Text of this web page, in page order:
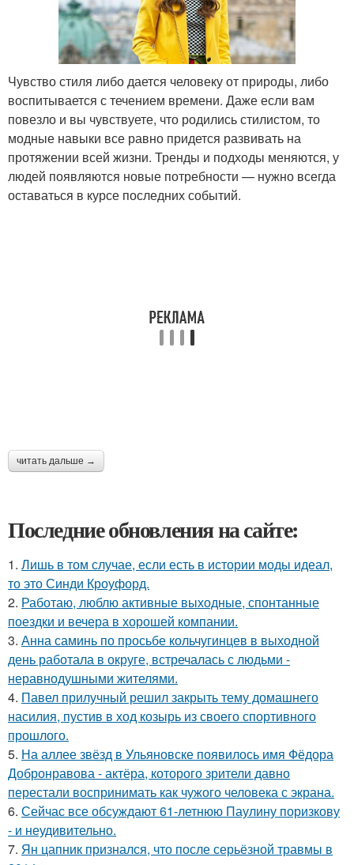
Чувство стиля либо дается человеку от природы, либо
воспитывается с течением времени. Даже если вам
повезло и вы чувствуете, что родились стилистом, то
модные навыки все равно придется развивать на
протяжении всей жизни. Тренды и подходы меняются, у
людей появляются новые потребности — нужно всегда
оставаться в курсе последних событий.
читать дальше →
Последние обновления на сайте:
1. Лишь в том случае, если есть в истории моды идеал,
то это Синди Кроуфорд.
2. Работаю, люблю активные выходные, спонтанные
поездки и вечера в хорошей компании.
3. Анна саминь по просьбе кольчугинцев в выходной
день работала в округе, встречалась с людьми -
неравнодушными жителями.
4. Павел прилучный решил закрыть тему домашнего
насилия, пустив в ход козырь из своего спортивного
прошлого.
5. На аллее звёзд в Ульяновске появилось имя Фёдора
Добронравова - актёра, которого зрители давно
перестали воспринимать как чужого человека с экрана.
6. Сейчас все обсуждают 61-летнюю Паулину поризкову
- и неудивительно.
7. Ян цапник признался, что после серьёзной травмы в